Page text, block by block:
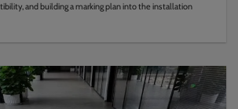
and building a marking plan into the installation